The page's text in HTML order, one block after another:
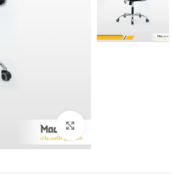
Click to enlarge